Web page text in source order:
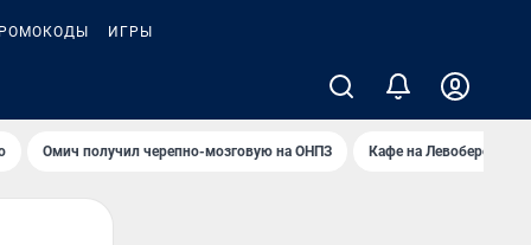
ИГРЫ
Омич получил черепно-мозговую на ОНПЗ Кафе на Левобережье